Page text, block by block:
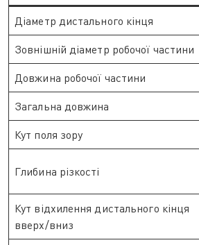
Діаметр дистального кінця
Зовнішній діаметр робочої частини
Довжина робочої частини
Загальна довжина
Кут поля зору
Глибина різкості
Кут відхилення дистального кінця
вверх/вниз